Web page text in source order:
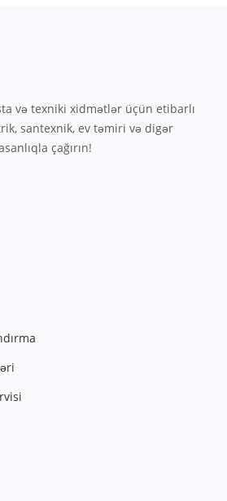
və texniki xidmətlər üçün etibarlı
santexnik, ev təmiri və digər
çağırın!